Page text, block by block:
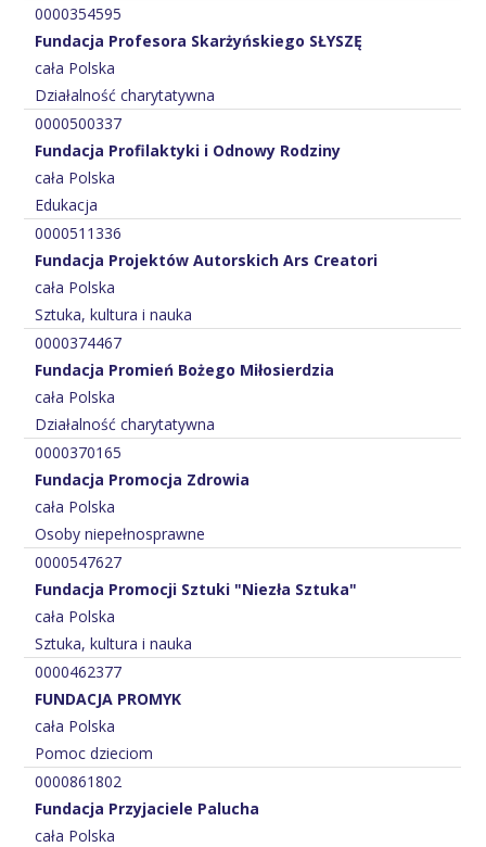
0000354595
Fundacja Profesora Skarżyńskiego SŁYSZĘ
cała Polska
Działalność charytatywna
0000500337
Fundacja Profilaktyki i Odnowy Rodziny
cała Polska
Edukacja
0000511336
Fundacja Projektów Autorskich Ars Creatori
cała Polska
Sztuka, kultura i nauka
0000374467
Fundacja Promień Bożego Miłosierdzia
cała Polska
Działalność charytatywna
0000370165
Fundacja Promocja Zdrowia
cała Polska
Osoby niepełnosprawne
0000547627
Fundacja Promocji Sztuki "Niezła Sztuka"
cała Polska
Sztuka, kultura i nauka
0000462377
FUNDACJA PROMYK
cała Polska
Pomoc dzieciom
0000861802
Fundacja Przyjaciele Palucha
cała Polska